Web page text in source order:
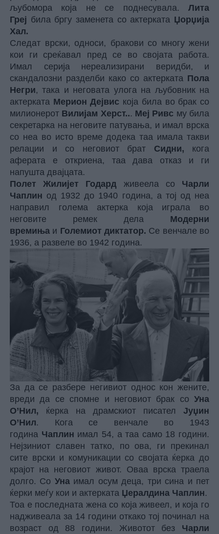
љубомора која не се поднесувала. Лита
Греј била бргу заменета со актерката Џорџија
Хал.
Следат врски, односи, бракови со многу жени
кои ги среќавал пред се во својата работа.
Имал серија нереализирани веридби, и
скандалозни разделби како со актерката Пола
Негри, така и неговата улога на љубовник на
актерката Мерион Дејвис која била во брак со
милионерот Вилијам Херст... Меј Ривс му била
секретарка на неговите патувања, и имал врска
со неа во исто време додека таа имала такви
релации и со неговиот брат Сидни, кога
аферата е откриена, таа дава отказ и ги
напушта двајцата.
Полет Жилијет Годард живеела со Чарли
Чаплин од 1932 до 1940 година, а тој од неа
направил голема актерка која играла во
неговите ремек дела Модерни
времиња и Големиот диктатор. Се венчале во
1936, а развеле во 1942 година.
За да се разбере негивиот однос кон жените,
вреди да се спомне и неговиот брак со Уна
О’Нил, ќерка на драмскиот писател Јуџин
О’Нил. Кога се венчале во 1943
година Чаплин имал 54, а таа само 18 години.
Нејзиниот славен татко, по ова, ги прекинал
сите врски и комуникации со својата ќерка до
крајот на неговиот живот. Оваа врска траела
долго. Со Унаимал осум деца, три сина и пет
ќерки меѓу кои и актерката Џералдина Чаплин.
Тоа е последната жена со која живеел, и која го
надживеала за 14 години откако тој починал на
возраст од 88 години. Животот без Чарли